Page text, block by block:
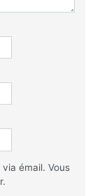
émail. Vous